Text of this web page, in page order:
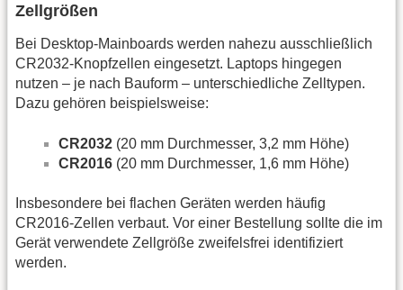
Zellgrößen
Bei Desktop‑Mainboards werden nahezu ausschließlich
CR2032‑Knopfzellen eingesetzt. Laptops hingegen
nutzen – je nach Bauform – unterschiedliche Zelltypen.
Dazu gehören beispielsweise:
CR2032 (20 mm Durchmesser, 3,2 mm Höhe)
CR2016 (20 mm Durchmesser, 1,6 mm Höhe)
Insbesondere bei flachen Geräten werden häufig
CR2016‑Zellen verbaut. Vor einer Bestellung sollte die im
Gerät verwendete Zellgröße zweifelsfrei identifiziert
werden.